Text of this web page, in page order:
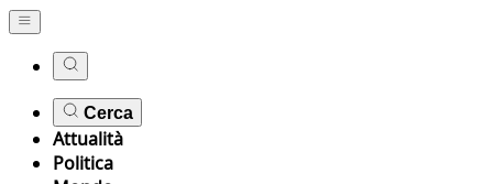
Cerca
Attualità
Politica